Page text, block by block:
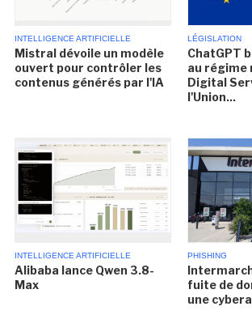
INTELLIGENCE ARTIFICIELLE
Mistral dévoile un modèle
ouvert pour contrôler les
contenus générés par l'IA
LÉGISLATION
ChatGPT
au régime
Digital
l'Union...
INTELLIGENCE ARTIFICIELLE
Alibaba lance Qwen 3.8-
Max
PHISHING
fuite de
une